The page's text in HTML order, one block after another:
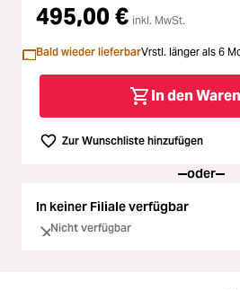
Loading...Ferngläser
Loading...Second Hand
Loading...
SALE
Loading...
495,00 € inkl. MwSt.
Bald wieder lieferbarVrstl. länger als 6
In den
Zur Wunschliste hinzufügen
oder
In keiner Filiale verfügbar
Nicht verfügbar